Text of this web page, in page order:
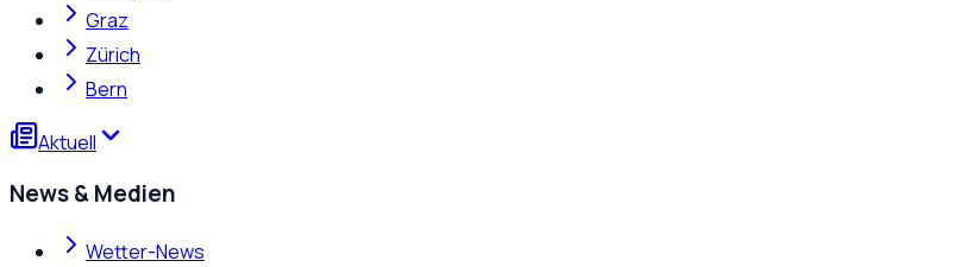
Graz
Zürich
Bern
Aktuell
News & Medien
Wetter-News